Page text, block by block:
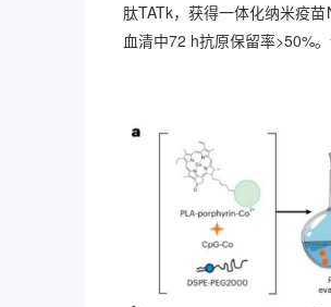
肽TATk，获得一体化纳米疫
血清中72 h抗原保留率>50%